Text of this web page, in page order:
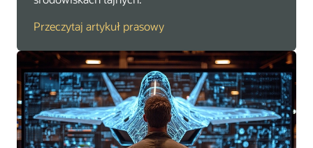
Przeczytaj artykuł prasowy